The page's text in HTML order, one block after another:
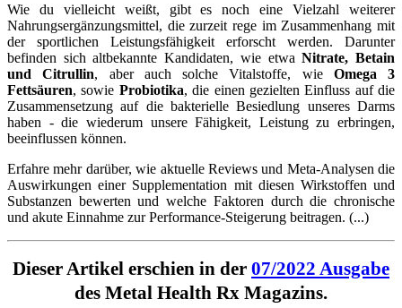
Wie du vielleicht weißt, gibt es noch eine Vielzahl weiterer
Nahrungsergänzungsmittel, die zurzeit rege im Zusammenhang mit
der sportlichen Leistungsfähigkeit erforscht werden. Darunter
befinden sich altbekannte Kandidaten, wie etwaNitrate, Betain
und Citrullin, aber auch solche Vitalstoffe, wie Omega 3
Fettsäuren, sowie Probiotika, die einen gezielten Einfluss auf die
Zusammensetzung auf die bakterielle Besiedlung unseres Darms
haben - die wiederum unsere Fähigkeit, Leistung zu erbringen,
beeinflussen können.
Erfahre mehr darüber, wie aktuelle Reviews und Meta-Analysen die
Auswirkungen einer Supplementation mit diesen Wirkstoffen und
Substanzen bewerten und welche Faktoren durch die chronische
und akute Einnahme zur Performance-Steigerung beitragen. (...)
Dieser Artikel erschien in der 07/2022 Ausgabe
des Metal Health Rx Magazins.